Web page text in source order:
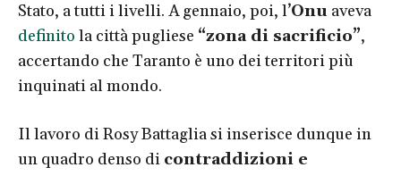
Stato, a tutti i livelli. A gennaio, poi, l’Onu aveva
definito la città pugliese “zona di sacrificio”,
accertando che Taranto è uno dei territori più
inquinati al mondo.
Il lavoro di Rosy Battaglia si inserisce dunque in
un quadro denso di contraddizioni e